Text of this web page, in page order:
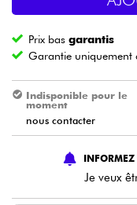
Eveil Musical
Câbles &
Prix basgarantis
Garantie uniquement
Indisponible pour le
moment
nous contacter
Je veux